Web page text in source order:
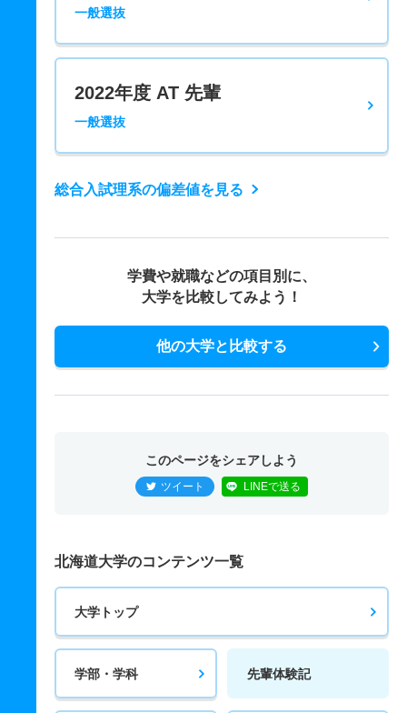
一般選抜
2022年度 AT 先輩
一般選抜
総合入試理系の偏差値を見る
学費や就職などの項目別に、
大学を比較してみよう！
他の大学と比較する
このページをシェアしよう
ツイート LINEで送る
北海道大学のコンテンツ一覧
大学トップ
学部・学科 先輩体験記